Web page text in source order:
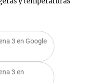
3 en Google
3 en